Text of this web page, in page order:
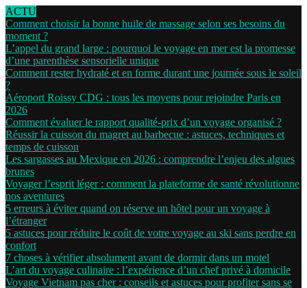
ACTU
Comment choisir la bonne huile de massage selon ses besoins du
moment ?
L’appel du grand large : pourquoi le voyage en mer est la promesse
d’une parenthèse sensorielle unique
Comment rester hydraté et en forme durant une journée sous le soleil
?
Aéroport Roissy CDG : tous les moyens pour rejoindre Paris en
2026
Comment évaluer le rapport qualité-prix d’un voyage organisé ?
Réussir la cuisson du magret au barbecue : astuces, techniques et
temps de cuisson
Les sargasses au Mexique en 2026 : comprendre l’enjeu des algues
brunes
Voyager l’esprit léger : comment la plateforme de santé révolutionne
nos aventures
5 erreurs à éviter quand on réserve un hôtel pour un voyage à
l’étranger
5 astuces pour réduire le coût de votre voyage au ski sans perdre en
confort
7 choses à vérifier absolument avant de dormir dans un motel
L’art du voyage culinaire : l’expérience d’un chef privé à domicile
Voyage Vietnam pas cher : conseils et astuces pour profiter sans se